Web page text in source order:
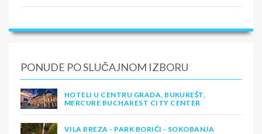
PONUDE PO SLUČAJNOM IZBORU
HOTELI U CENTRU GRADA, BUKUREŠT,
MERCURE BUCHAREST CITY CENTER
VILA BREZA - PARK BORIĆI - SOKOBANJA